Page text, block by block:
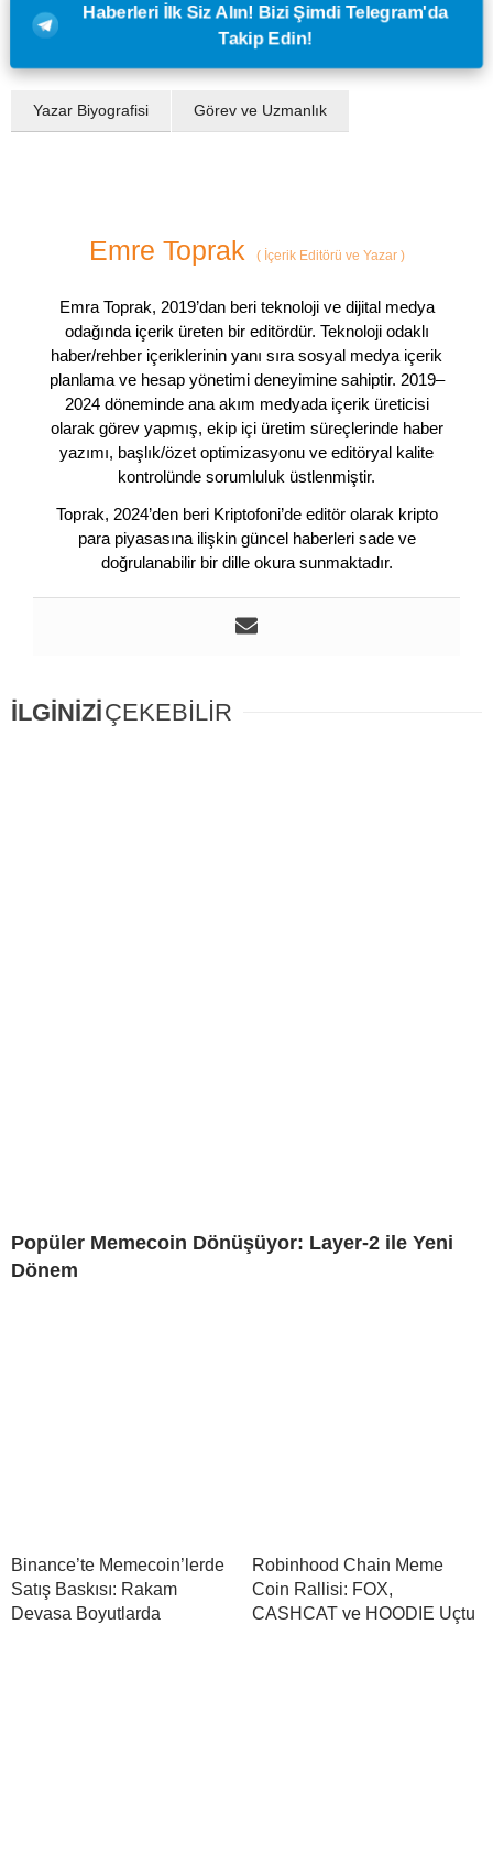
Haberleri İlk Siz Alın! Bizi Şimdi Telegram'da
Takip Edin!
Yazar Biyografisi Görev ve Uzmanlık
Emre Toprak (İçerik Editörü ve Yazar )
Emra Toprak, 2019’dan beri teknoloji ve dijital medya
odağında içerik üreten bir editördür. Teknoloji odaklı
haber/rehber içeriklerinin yanı sıra sosyal medya içerik
planlama ve hesap yönetimi deneyimine sahiptir. 2019–
2024 döneminde ana akım medyada içerik üreticisi
olarak görev yapmış, ekip içi üretim süreçlerinde haber
yazımı, başlık/özet optimizasyonu ve editöryal kalite
kontrolünde sorumluluk üstlenmiştir.
Toprak, 2024’den beri Kriptofoni’de editör olarak kripto
para piyasasına ilişkin güncel haberleri sade ve
doğrulanabilir bir dille okura sunmaktadır.
İLGİNİZİÇEKEBİLİR
Popüler Memecoin Dönüşüyor: Layer-2 ile Yeni
Dönem
Binance’te Memecoin’lerde
Satış Baskısı: Rakam
Devasa Boyutlarda
Robinhood Chain Meme
Coin Rallisi: FOX,
CASHCAT ve HOODIE Uçtu